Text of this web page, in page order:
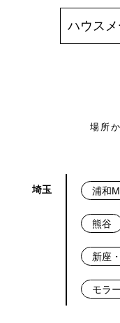
ハウス
場所
埼玉 浦和
熊谷
新座
モラ